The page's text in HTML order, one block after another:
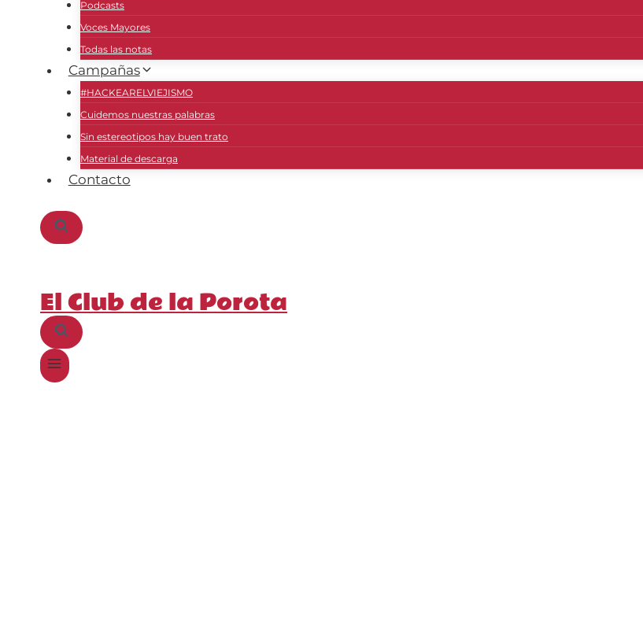
Podcasts
Voces Mayores
Todas las notas
Campañas
#HACKEARELVIEJISMO
Cuidemos nuestras palabras
Sin estereotipos hay buen trato
Material de descarga
Contacto
El Club de la Porota